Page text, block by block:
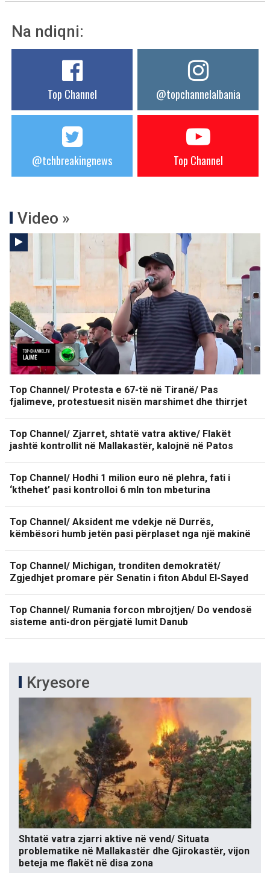
Na ndiqni:
Top Channel @topchannelalbania
@tchbreakingnews Top Channel
Video »
Top Channel/ Protesta e 67-të në Tiranë/ Pas
fjalimeve, protestuesit nisën marshimet dhe thirrjet
Top Channel/ Zjarret, shtatë vatra aktive/ Flakët
jashtë kontrollit në Mallakastër, kalojnë në Patos
Top Channel/ Hodhi 1 milion euro në plehra, fati i
‘kthehet’ pasi kontrolloi 6 mln ton mbeturina
Top Channel/ Aksident me vdekje në Durrës,
këmbësori humb jetën pasi përplaset nga një makinë
Top Channel/ Michigan, tronditen demokratët/
Zgjedhjet promare për Senatin i fiton Abdul El-Sayed
Top Channel/ Rumania forcon mbrojtjen/ Do vendosë
sisteme anti-dron përgjatë lumit Danub
Kryesore
Shtatë vatra zjarri aktive në vend/ Situata
problematike në Mallakastër dhe Gjirokastër, vijon
beteja me flakët në disa zona